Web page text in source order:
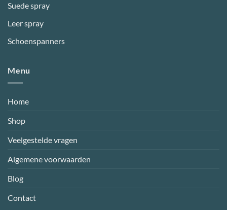
Suede spray
Leer spray
Schoenspanners
Menu
Home
Shop
Veelgestelde vragen
Algemene voorwaarden
Blog
Contact